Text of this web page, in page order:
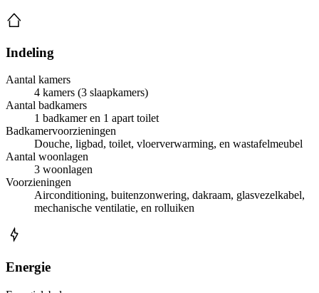
Indeling
Aantal kamers
4 kamers (3 slaapkamers)
Aantal badkamers
1 badkamer en 1 apart toilet
Badkamervoorzieningen
Douche, ligbad, toilet, vloerverwarming, en wastafelmeubel
Aantal woonlagen
3 woonlagen
Voorzieningen
Airconditioning, buitenzonwering, dakraam, glasvezelkabel,
mechanische ventilatie, en rolluiken
Energie